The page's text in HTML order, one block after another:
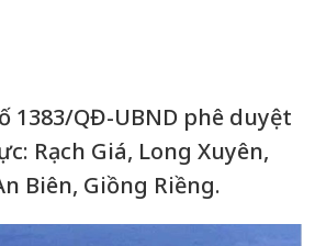
1383/QĐ-UBND phê duyệt
Rạch Giá, Long Xuyên,
Biên, Giồng Riềng.